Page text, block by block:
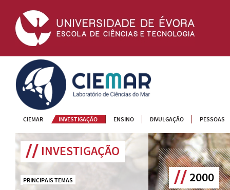
CIEMAR
CIEMAR INVESTIGAÇÃO ENSINO DIVULGAÇÃO PESSOAS
INVESTIGAÇÃO
PRINCIPAIS TEMAS
2000